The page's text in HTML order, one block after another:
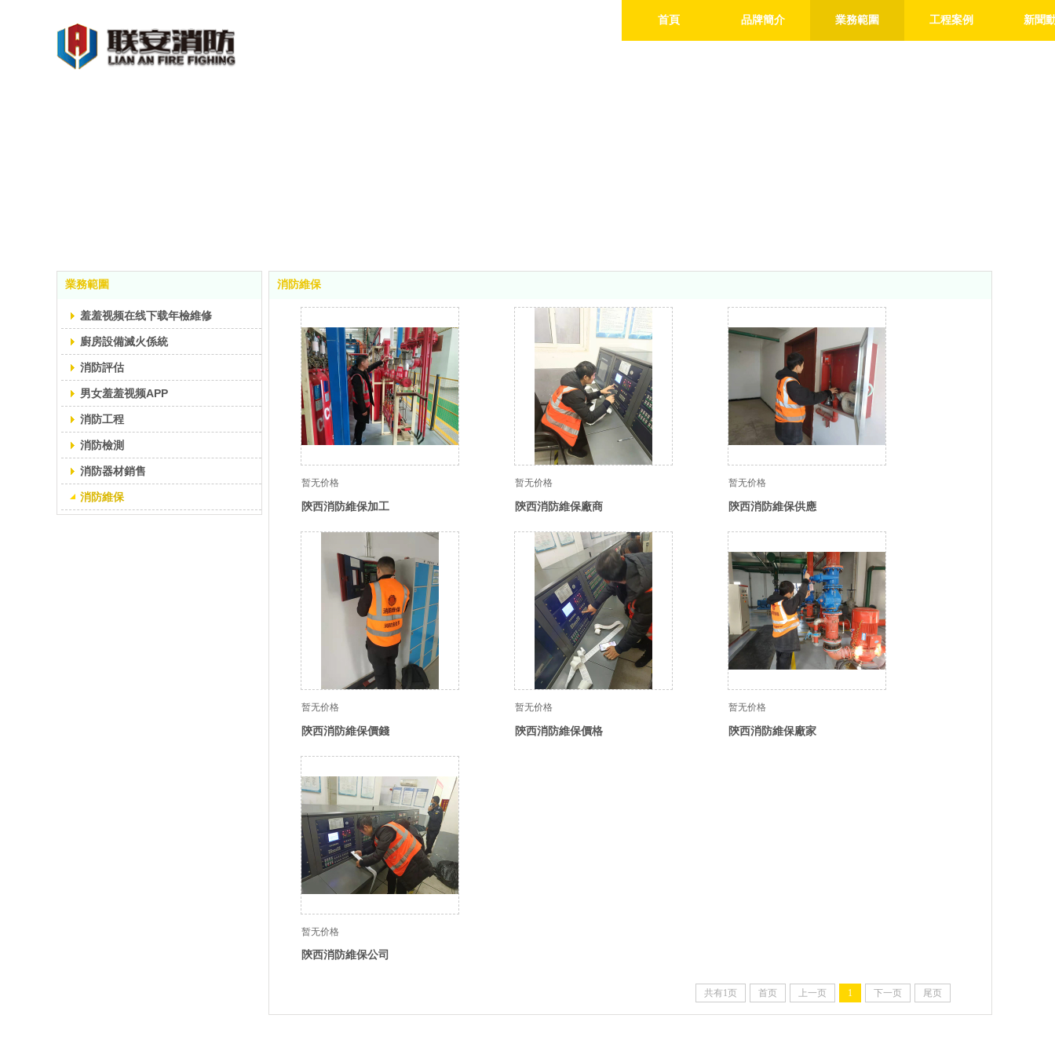
首頁 品牌簡介 業務範圍 工程案例 新聞
業務範圍
羞羞视频在线下载年檢維修
廚房設備滅火係統
消防評估
男女羞羞视频APP
消防工程
消防檢測
消防器材銷售
消防維保
消防維保
暂无价格
陝西消防維保加工
暂无价格
陝西消防維保廠商
暂无价格
陝西消防維保供應
暂无价格
陝西消防維保價錢
暂无价格
陝西消防維保價格
暂无价格
陝西消防維保廠家
暂无价格
陝西消防維保公司
共有1页 首页 上一页 1 下一页 尾页